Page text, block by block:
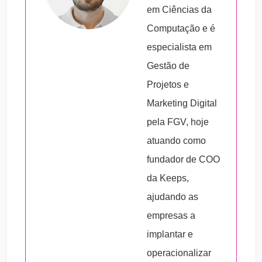
podem facilitar sua identificação.
compreensão dos problemas e o
desenvolvimento de soluções, bem como
qual o papel de cada participante. Nesse
modelo de Canvas os elementos do
treinamento são apresentados de forma
dinâmica, tornando a avaliação mais
interativa e dinâmica em sua abordagem.
em Ciências da
Computação e é
especialista em
Gestão de
Projetos e
Marketing Digital
pela FGV, hoje
atuando como
fundador de COO
da Keeps,
ajudando as
empresas a
implantar e
operacionalizar